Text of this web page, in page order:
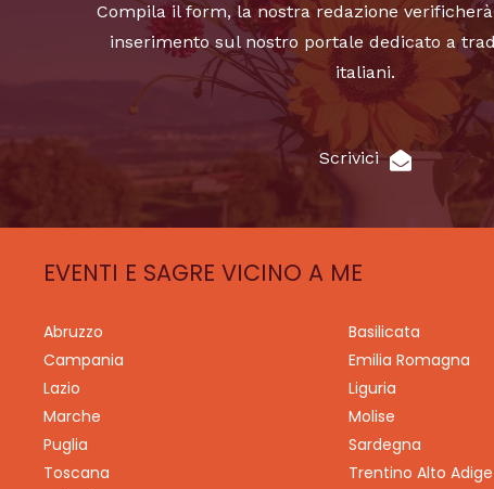
Compila il form, la nostra redazione
inserimento sul nostro portale dedicato a
italiani.
Scrivici
EVENTI E SAGRE VICINO A ME
Abruzzo Basilicata
Campania
Emilia Romagna
Lazio
Liguria
Marche
Molise
Puglia
Sardegna
Toscana
Trentino Alto Adige